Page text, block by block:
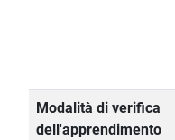
Modalità di verifica
dell'apprendimento